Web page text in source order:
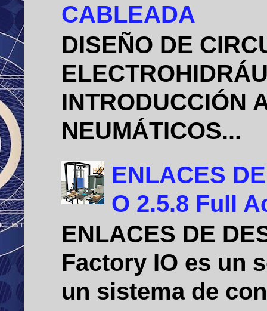
CABLEADA
DISEÑO DE
INTRODUCCIÓN
NEUMÁTICOS...
ENLACES
O 2.5.8 Full
ENLACES DE
Factory IO es un
un sistema de